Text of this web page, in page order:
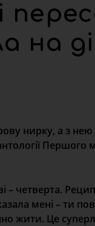
на
нирку, а з
– четверта.
мені – ти
жити. Це